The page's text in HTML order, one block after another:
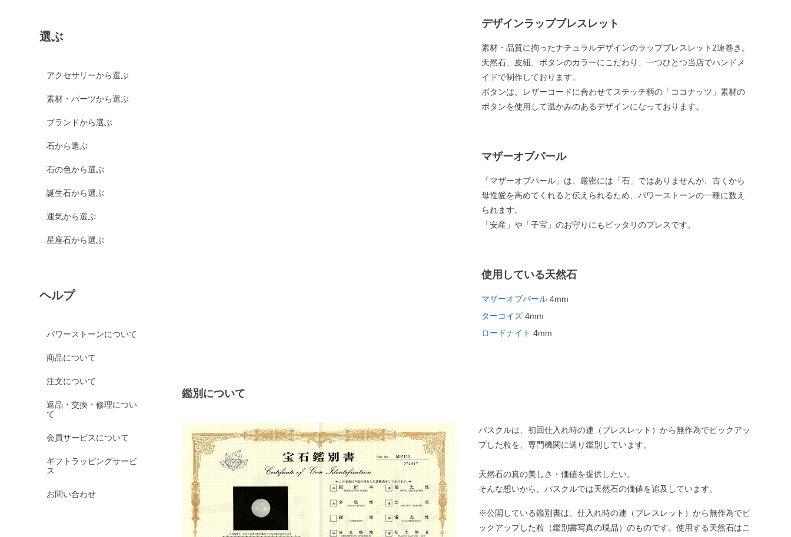
選ぶ
アクセサリーから選ぶ
素材・パーツから選ぶ
ブランドから選ぶ
石から選ぶ
石の色から選ぶ
誕生石から選ぶ
運気から選ぶ
星座石から選ぶ
ヘルプ
パワーストーンについて
商品について
注文について
返品・交換・修理につい
て
会員サービスについて
ギフトラッピングサービ
ス
お問い合わせ
デザインラップブレスレット
素材・品質に拘ったナチュラルデザインのラップブレスレット2連巻き。
天然石、皮紐、ボタンのカラーにこだわり、一つひとつ当店でハンドメ
イドで制作しております。
ボタンは、レザーコードに合わせてステッチ柄の「ココナッツ」素材の
ボタンを使用して温かみのあるデザインになっております。
マザーオブパール
「マザーオブパール」は、厳密には「石」ではありませんが、古くから
母性愛を高めてくれると伝えられるため、パワーストーンの一種に数え
られます。
「安産」や「子宝」のお守りにもピッタリのブレスです。
使用している天然石
マザーオブパール4mm
ターコイズ4mm
ロードナイト 4mm
鑑別について
パスクルは、初回仕入れ時の連（ブレスレット）から無作為でピックアッ
プした粒を、専門機関に送り鑑別しています。
天然石の真の美しさ・価値を提供したい。
そんな想いから、パスクルでは天然石の価値を追及しています。
※公開している鑑別書は、仕入れ時の連（ブレスレット）から無作為でピ
ックアップした粒（鑑別書写真の現品）のものです。使用する天然石はこ